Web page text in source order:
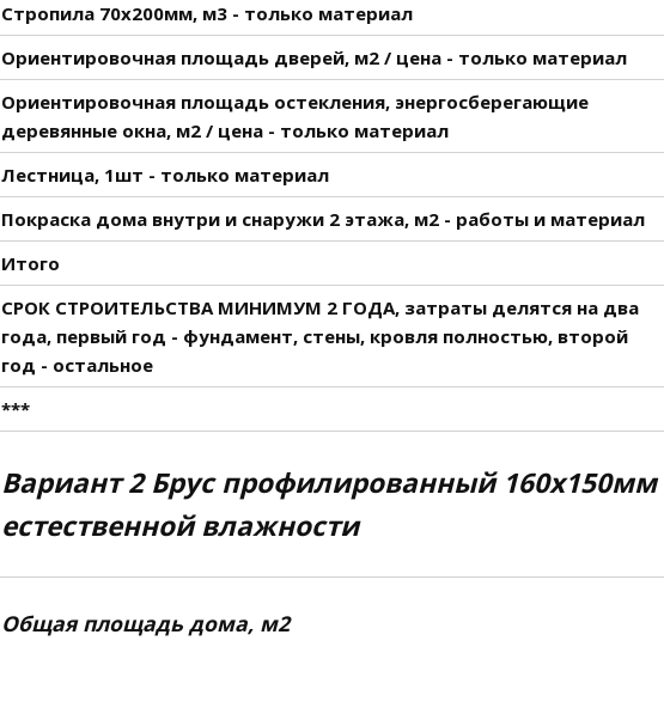
Стропила 70х200мм, м3 - только материал
Ориентировочная площадь дверей, м2 / цена - только материал
Ориентировочная площадь остекления, энергосберегающие
деревянные окна, м2 / цена - только материал
Лестница, 1шт - только материал
Покраска дома внутри и снаружи 2 этажа, м2 - работы и материал
Итого
СРОК СТРОИТЕЛЬСТВА МИНИМУМ 2 ГОДА, затраты делятся на два
года, первый год - фундамент, стены, кровля полностью, второй
год - остальное
***
Вариант 2 Брус профилированный 160х150мм
естественной влажности
Общая площадь дома, м2